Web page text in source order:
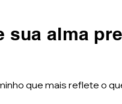
sua alma
que mais reflete o